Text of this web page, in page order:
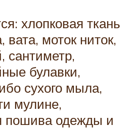
хлопковая ткань
вата, моток ниток,
сантиметр,
булавки,
сухого мыла,
мулине,
пошива одежды и